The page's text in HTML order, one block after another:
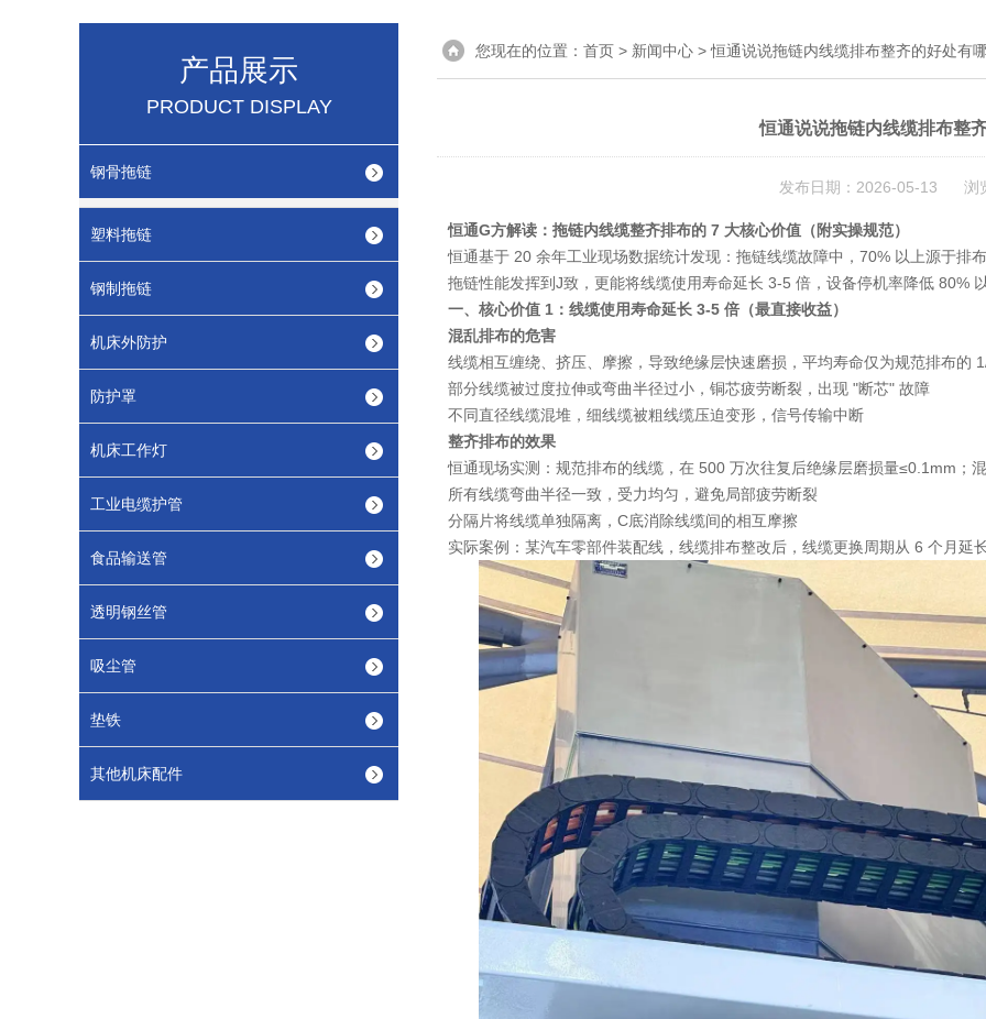
产品展示
PRODUCT DISPLAY
钢骨拖链
塑料拖链
钢制拖链
机床外防护
防护罩
机床工作灯
工业电缆护管
食品输送管
透明钢丝管
吸尘管
垫铁
其他机床配件
您现在的位置： 首页 > 新闻中心 > 恒通说说拖链内线缆排布整齐的好处有
恒通说说拖链内线缆排布整
发布日期：2026-05-13 浏
恒通G方解读：拖链内线缆整齐排布的 7 大核心价值（附实操规范）
恒通基于 20 余年工业现场数据统计发现： 拖链线缆故障中，70% 以上源于排
拖链性能发挥到J致，更能将线缆使用寿命延长 3-5 倍，设备停机率降低 80%
一、核心价值 1：线缆使用寿命延长 3-5 倍（最直接收益）
混乱排布的危害
线缆相互缠绕、挤压、摩擦，导致绝缘层快速磨损，平均寿命仅为规范排布的
部分线缆被过度拉伸或弯曲半径过小，铜芯疲劳断裂，出现 "断芯" 故障
不同直径线缆混堆，细线缆被粗线缆压迫变形，信号传输中断
整齐排布的效果
恒通现场实测：规范排布的线缆，在 500 万次往复后绝缘层磨损量≤0.1mm；
所有线缆弯曲半径一致，受力均匀，避免局部疲劳断裂
分隔片将线缆单独隔离，C底消除线缆间的相互摩擦
实际案例 ：某汽车零部件装配线，线缆排布整改后，线缆更换周期从 6 个月